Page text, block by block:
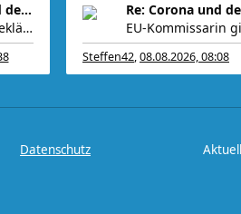
Re: Corona und der Sport
Endlich ist es geklärt, es waren Vandalen, die den
Steffen42,08.08.2026, 08:08
Datenschutz